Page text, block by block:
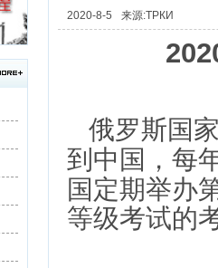
2020-8-5 来源:ТРКИ
俄罗斯国
到中国，每
国定期举办
等级考试的